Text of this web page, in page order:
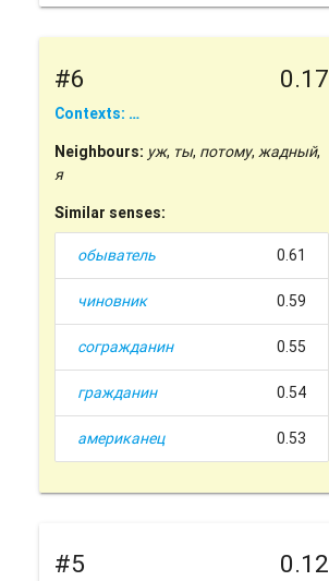
#6 0.17
Contexts: …
Neighbours: уж, ты, потому,жадный,
я
Similar senses:
обыватель 0.61
чиновник 0.59
согражданин 0.55
гражданин 0.54
американец 0.53
#5 0.12